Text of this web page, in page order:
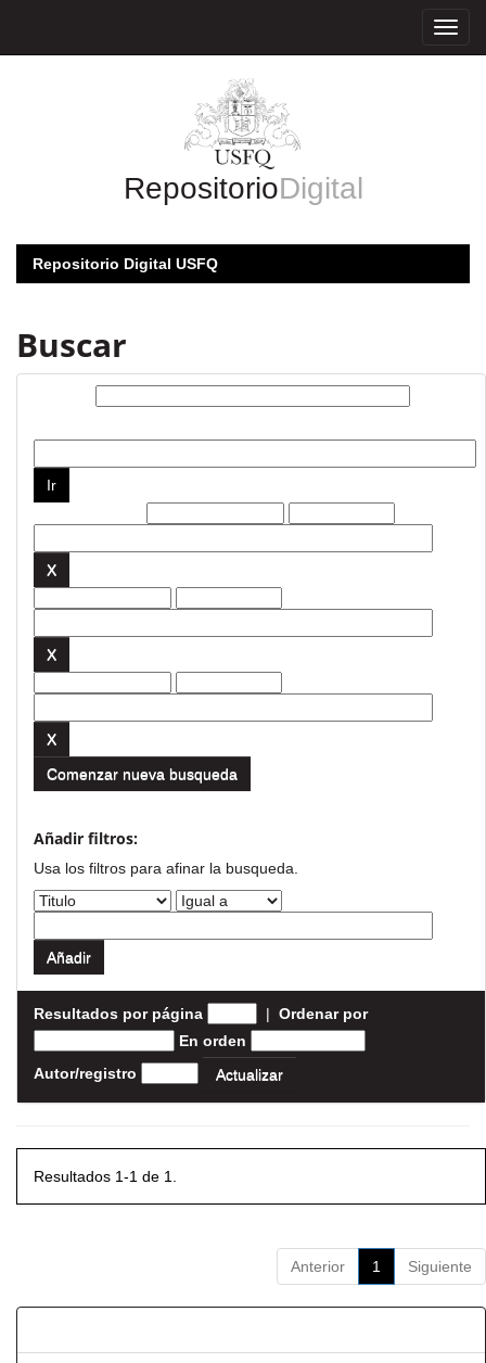
RepositorioDigital
Repositorio Digital USFQ
Buscar
Comenzar nueva busqueda
Añadir filtros:
Usa los filtros para afinar la busqueda.
Resultados por página | Ordenar por
En orden
Autor/registro
Resultados 1-1 de 1.
Anterior 1 Siguiente